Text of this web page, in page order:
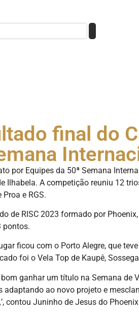
final do
por Equipes da 50ª Semana
Ilhabela. A competição reuniu 12
Proa e RGS.
de RISC 2023 formado por
pontos.
ficou com o Porto Alegre, que
foi o Vela Top de Kaupê,
bom ganhar um título na Semana
adaptando ao novo projeto e
contou Juninho de Jesus do